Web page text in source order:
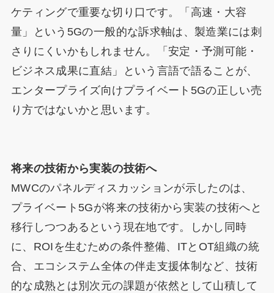
ケティングで重要な切り口です。「高速・大容
量」という5Gの一般的な訴求軸は、製造業には刺
さりにくいかもしれません。「安定・予測可能・
ビジネス成果に直結」という言語で語ることが、
エンタープライズ向けプライベート5Gの正しい売
り方ではないかと思います。
将来の技術から実装の技術へ
MWCのパネルディスカッションが示したのは、
プライベート5Gが将来の技術から実装の技術へと
移行しつつあるという現在地です。しかし同時
に、ROIを生むための条件整備、ITとOT組織の統
合、エコシステム全体の伴走支援体制など、技術
的な成熟とは別次元の課題が依然として山積して